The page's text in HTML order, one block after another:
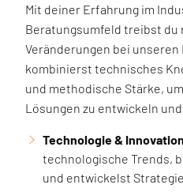
Mit deiner Erfahrung im
Beratungsumfeld treibst du
Veränderungen bei unseren
kombinierst technisches
und methodische Stärke,
Lösungen zu entwickeln
Technologie &
technologische Trends,
und entwickelst